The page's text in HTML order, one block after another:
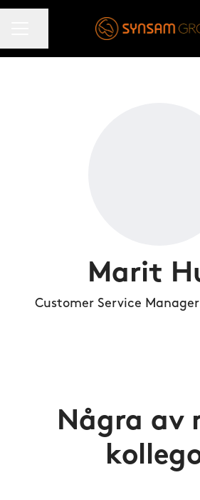
Marit
Customer Service Manager
Några av